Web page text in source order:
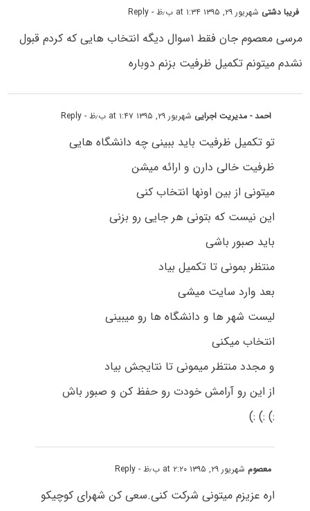
فریبا دشتی شهریور ۲۹, ۱۳۹۵ at ۱:۳۴ ب٫ظ - Reply
مرسی معصوم جان فقط ۱سوال دیگه انتخاب هایی که کردم قبول
نشدم میتونم تکمیل ظرفیت بزنم دوباره
احمد - مدیریت اجرایی شهریور ۲۹, ۱۳۹۵ at ۱:۴۷ ب٫ظ - Reply
تو تکمیل ظرفیت باید ببینی چه دانشگاه هایی
ظرفیت خالی دارن و ارائه میشن
میتونی از بین اونها انتخاب کنی
این نیست که بتونی هر جایی رو بزنی
باید صبور باشی
منتظر بمونی تا تکمیل بیاد
بعد وارد سایت میشی
لیست شهر ها و دانشگاه ها رو میبینی
انتخاب میکنی
و مجدد منتظر میمونی تا نتایجش بیاد
از این رو آرامش خودت رو حفظ کن و صبور باش
:) :) :)
معصوم شهریور ۲۹, ۱۳۹۵ at ۲:۲۰ ب٫ظ - Reply
اره عزیزم میتونی شرکت کنی.سعی کن شهرای کوچیکو